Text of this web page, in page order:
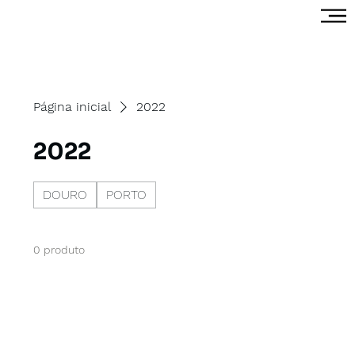
Página inicial 2022
2022
DOURO PORTO
0 produto